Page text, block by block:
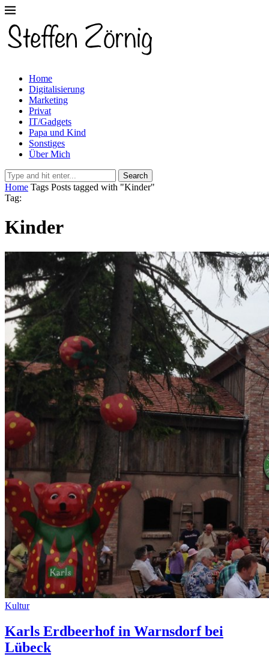
Home
Digitalisierung
Marketing
Privat
IT/Gadgets
Papa und Kind
Sonstiges
Über Mich
Search
Home Tags Posts tagged with "Kinder"
Tag:
Kinder
Kultur
Karls Erdbeerhof in Warnsdorf bei
Lübeck